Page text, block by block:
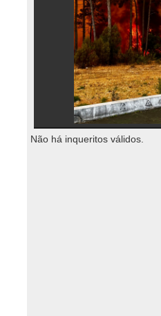
Não há inqueritos válidos.